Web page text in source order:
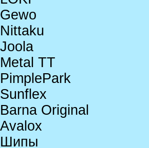
Gewo
Nittaku
Joola
Metal TT
PimplePark
Sunflex
Barna Original
Avalox
Шипы